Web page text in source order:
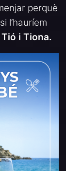
perquè
l’hauríem
Tió i Tiona.